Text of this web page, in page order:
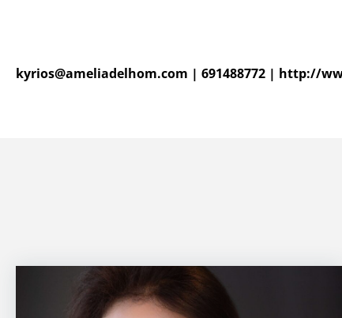
kyrios@ameliadelhom.com | 691488772 | http://